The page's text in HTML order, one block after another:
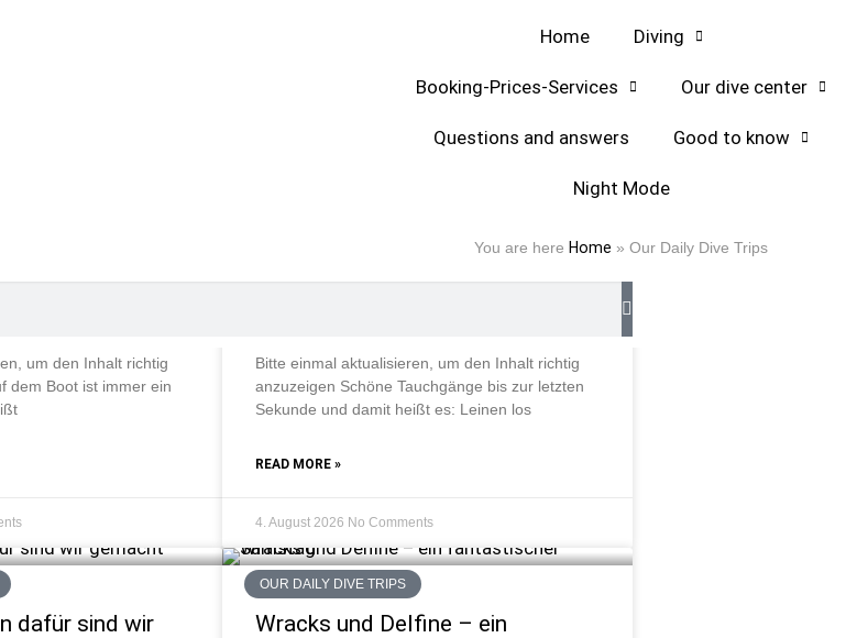
Home Diving
Booking-Prices-Services Our dive center
Questions and answers Good to know
Night Mode
You are here Home »Our Daily Dive Trips
Boot ist immer
um den Inhalt richtig
dem Boot ist immer ein
Schöne Tauchgänge bis zur
Bitte einmal aktualisieren, um den Inhalt richtig
anzuzeigen Schöne Tauchgänge bis zur letzten
Sekunde und damit heißt es: Leinen los
READ MORE »
4. August 2026 No Comments
dafür sind wir
OUR DAILY DIVE TRIPS
Wracks und Delfine – ein